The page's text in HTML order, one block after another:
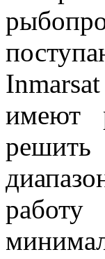
имеют